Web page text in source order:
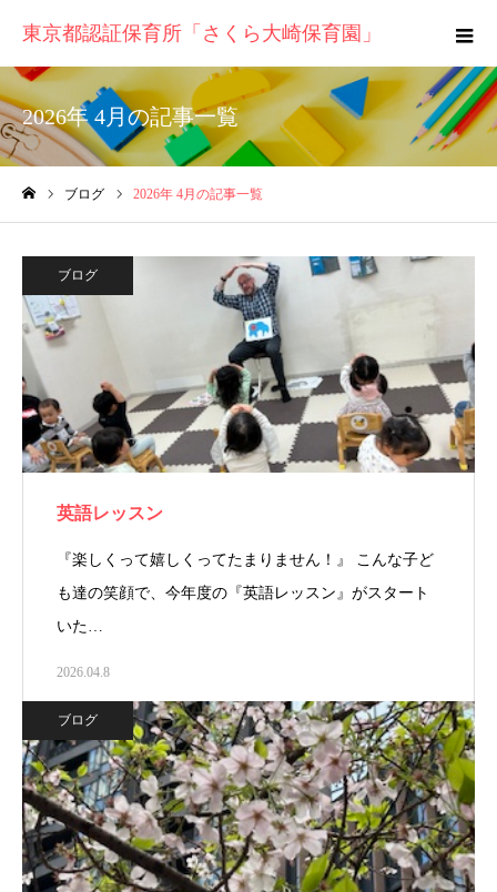
東京都認証保育所「さくら大崎保育園」
2026年 4月の記事一覧
ブログ 2026年 4月の記事一覧
ブログ
英語レッスン
『楽しくって嬉しくってたまりません！』 こんな子ど
も達の笑顔で、今年度の『英語レッスン』がスタート
いた…
2026.04.8
ブログ